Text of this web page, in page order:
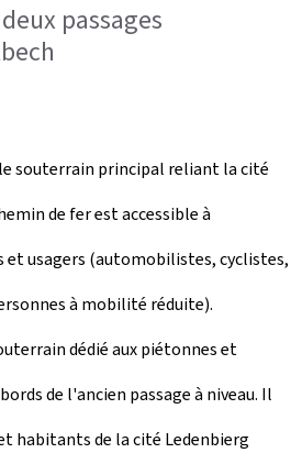
passages
le souterrain principal reliant la cité
de fer est accessible à
et usagers (automobilistes, cyclistes,
à mobilité réduite).
dédié aux piétonnes et
de l'ancien passage à niveau. Il
habitants de la cité Ledenbierg